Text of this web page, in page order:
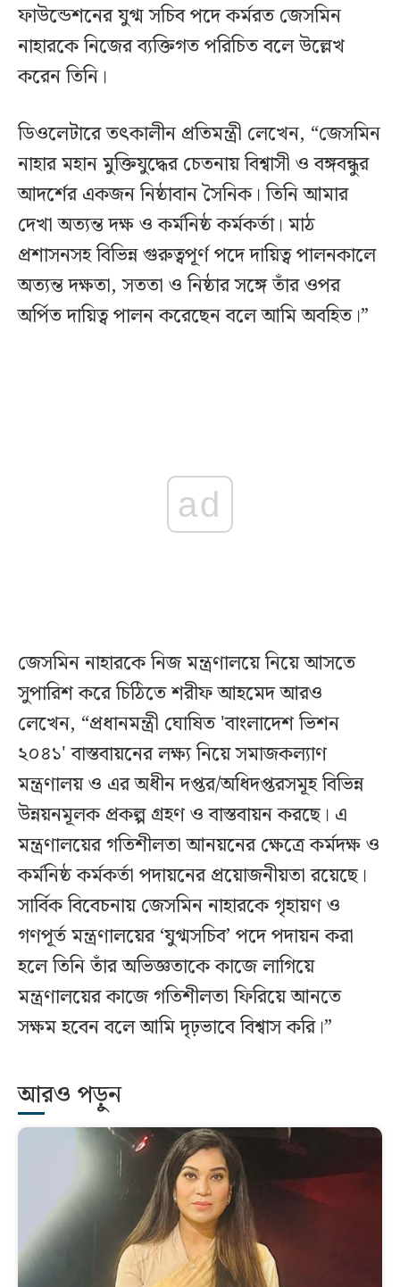
ফাউন্ডেশনের যুগ্ম সচিব পদে কর্মরত জেসমিন
নাহারকে নিজের ব্যক্তিগত পরিচিত বলে উল্লেখ
করেন তিনি।
ডিওলেটারে তৎকালীন প্রতিমন্ত্রী লেখেন, “জেসমিন
নাহার মহান মুক্তিযুদ্ধের চেতনায় বিশ্বাসী ও বঙ্গবন্ধুর
আদর্শের একজন নিষ্ঠাবান সৈনিক। তিনি আমার
দেখা অত্যন্ত দক্ষ ও কর্মনিষ্ঠ কর্মকর্তা। মাঠ
প্রশাসনসহ বিভিন্ন গুরুত্বপূর্ণ পদে দায়িত্ব পালনকালে
অত্যন্ত দক্ষতা, সততা ও নিষ্ঠার সঙ্গে তাঁর ওপর
অর্পিত দায়িত্ব পালন করেছেন বলে আমি অবহিত।”
ad
জেসমিন নাহারকে নিজ মন্ত্রণালয়ে নিয়ে আসতে
সুপারিশ করে চিঠিতে শরীফ আহমেদ আরও
লেখেন, “প্রধানমন্ত্রী ঘোষিত 'বাংলাদেশ ভিশন
২০৪১' বাস্তবায়নের লক্ষ্য নিয়ে সমাজকল্যাণ
মন্ত্রণালয় ও এর অধীন দপ্তর/অধিদপ্তরসমূহ বিভিন্ন
উন্নয়নমূলক প্রকল্প গ্রহণ ও বাস্তবায়ন করছে। এ
মন্ত্রণালয়ের গতিশীলতা আনয়নের ক্ষেত্রে কর্মদক্ষ ও
কর্মনিষ্ঠ কর্মকর্তা পদায়নের প্রয়োজনীয়তা রয়েছে।
সার্বিক বিবেচনায় জেসমিন নাহারকে গৃহায়ণ ও
গণপূর্ত মন্ত্রণালয়ের ‘যুগ্মসচিব’ পদে পদায়ন করা
হলে তিনি তাঁর অভিজ্ঞতাকে কাজে লাগিয়ে
মন্ত্রণালয়ের কাজে গতিশীলতা ফিরিয়ে আনতে
সক্ষম হবেন বলে আমি দৃঢ়ভাবে বিশ্বাস করি।”
আরও পড়ুন